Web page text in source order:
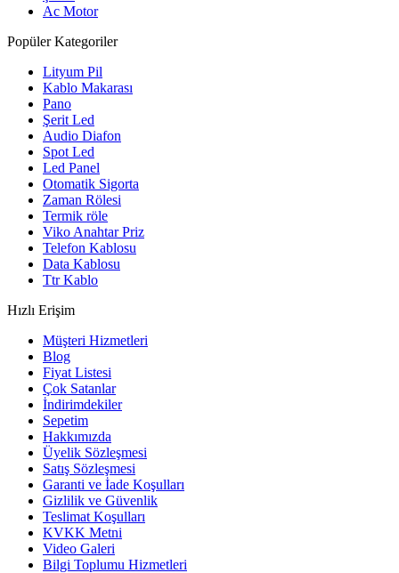
Ac Motor
Popüler Kategoriler
Lityum Pil
Kablo Makarası
Pano
Şerit Led
Audio Diafon
Spot Led
Led Panel
Otomatik Sigorta
Zaman Rölesi
Termik röle
Viko Anahtar Priz
Telefon Kablosu
Data Kablosu
Ttr Kablo
Hızlı Erişim
Müşteri Hizmetleri
Blog
Fiyat Listesi
Çok Satanlar
İndirimdekiler
Sepetim
Hakkımızda
Üyelik Sözleşmesi
Satış Sözleşmesi
Garanti ve İade Koşulları
Gizlilik ve Güvenlik
Teslimat Koşulları
KVKK Metni
Video Galeri
Bilgi Toplumu Hizmetleri